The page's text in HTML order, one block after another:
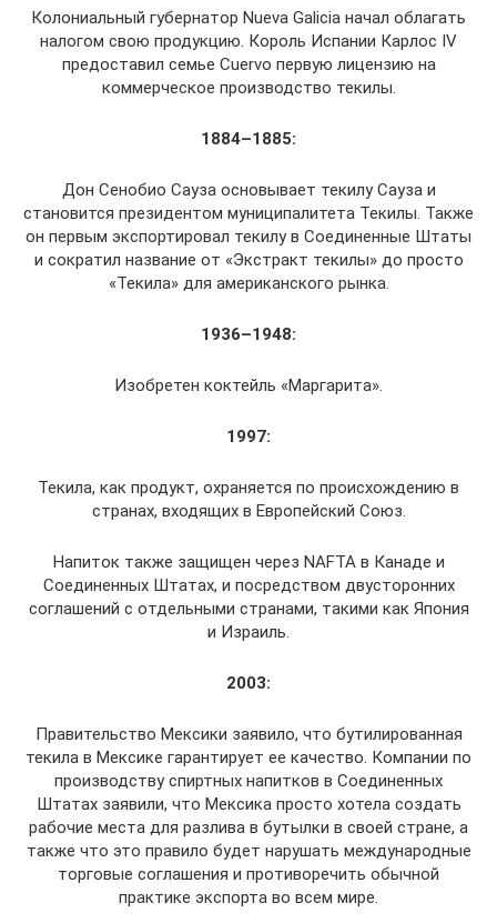
Колониальный губернатор Nueva Galicia начал облагать
налогом свою продукцию. Король Испании Карлос IV
предоставил семье Cuervo первую лицензию на
коммерческое производство текилы.
1884–1885:
Дон Сенобио Сауза основывает текилу Сауза и
становится президентом муниципалитета Текилы. Также
он первым экспортировал текилу в Соединенные Штаты
и сократил название от «Экстракт текилы» до просто
«Текила» для американского рынка.
1936–1948:
Изобретен коктейль «Маргарита».
1997:
Текила, как продукт, охраняется по происхождению в
странах, входящих в Европейский Союз.
Напиток также защищен через NAFTA в Канаде и
Соединенных Штатах, и посредством двусторонних
соглашений с отдельными странами, такими как Япония
и Израиль.
2003:
Правительство Мексики заявило, что бутилированная
текила в Мексике гарантирует ее качество. Компании по
производству спиртных напитков в Соединенных
Штатах заявили, что Мексика просто хотела создать
рабочие места для разлива в бутылки в своей стране, а
также что это правило будет нарушать международные
торговые соглашения и противоречить обычной
практике экспорта во всем мире.